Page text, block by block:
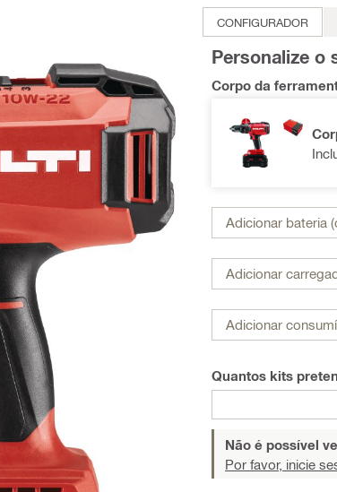
CONFIGURADOR
Personalize o
Corpo da
Adicionar bateria
Adicionar
Adicionar
Quantos kits
Não é possível
Por favor, inicie